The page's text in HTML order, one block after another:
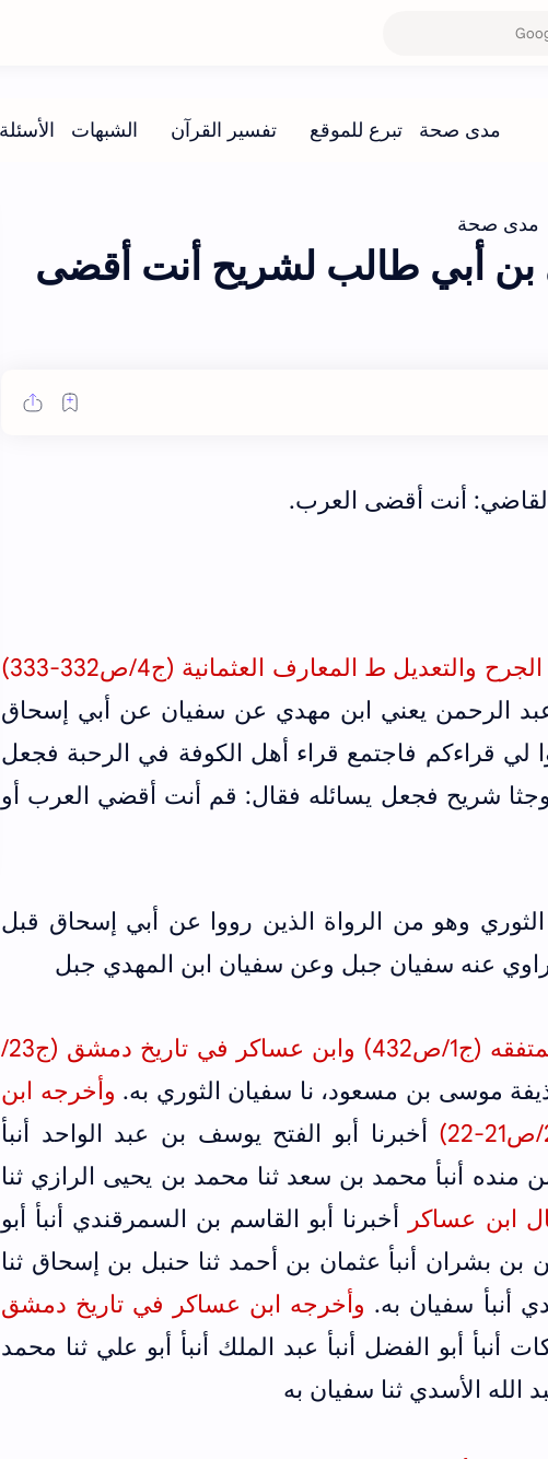
مدى صحة
أبي طالب لشريح أنت أقضى
أنت أقضى العرب.
ط المعارف العثمانية (ج4/ص332-333)
الرحمن يعني ابن مهدي عن سفيان عن أبي إسحاق
قراءكم فاجتمع قراء أهل الكوفة في الرحبة فجعل
وجثا شريح فجعل يسائله فقال: قم أنت أقضي العرب أو
وهو من الرواة الذين رووا عن أبي إسحاق قبل
عنه سفيان جبل وعن سفيان ابن المهدي جبل
وأخرجه الخطيب في الفقيه والمتفقه (ج1/ص432) وابن عساكر في تاريخ دمشق (ج23/
موسى بن مسعود، نا سفيان الثوري به. وأخرجه ابن
أخبرنا أبو الفتح يوسف بن عبد الواحد أنبأ
منده أنبأ محمد بن سعد ثنا محمد بن يحيى الرازي ثنا
ابن عساكر أخبرنا أبو القاسم بن السمرقندي أنبأ أبو
بن بشران أنبأ عثمان بن أحمد ثنا حنبل بن إسحاق ثنا
أنبأ سفيان به. وأخرجه ابن عساكر في تاريخ دمشق
أنبأ أبو الفضل أنبأ عبد الملك أنبأ أبو علي ثنا محمد
الله الأسدي ثنا سفيان به